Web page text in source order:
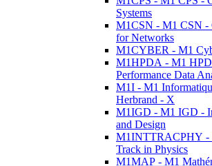
Systems
M1CSN - M1 CSN -
for Networks
M1CYBER - M1
M1HPDA - M1
Performance Data
M1I - M1
Herbrand - X
M1IGD - M1 IGD -
and Design
M1INTTRACPHY -
Track in Physics
M1MAP - M1